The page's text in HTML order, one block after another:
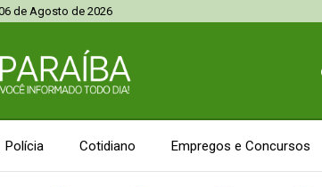
de Agosto de 2026
Polícia Cotidiano Empregos e Concursos